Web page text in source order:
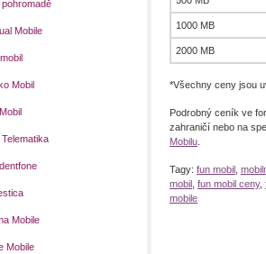
1000 MB
2000 MB
*Všechny ceny jsou
Podrobný ceník ve
zahraničí nebo na
Mobilu
Tagy: fun mobil
mobil fun mobil ceny,
mobile
pohromadě
Mobile
Mobil
Mobile
Mobile